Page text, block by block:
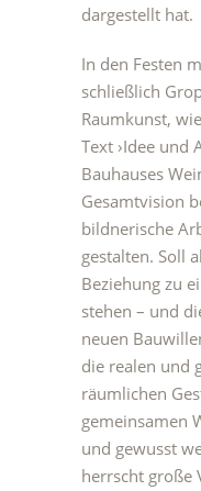
dargestellt hat.
In den Festen
schließlich
Raumkunst,
Text ›Idee und
Bauhauses
Gesamtvision
bildnerische
gestalten. Soll
Beziehung zu
stehen – und
neuen
die realen und
räumlichen
gemeinsamen
und gewusst
herrscht große